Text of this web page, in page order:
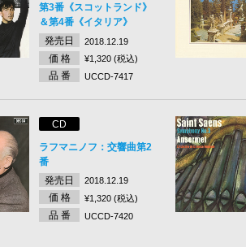
第3番《スコットランド》
＆第4番《イタリア》
発売日
2018.12.19
価 格 ¥1,320 (税込)
品 番 UCCD-7417
CD
ラフマニノフ：交響曲第2
番
発売日
2018.12.19
価 格 ¥1,320 (税込)
品 番 UCCD-7420